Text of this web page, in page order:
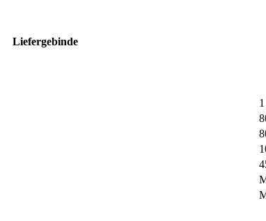
Liefergebinde